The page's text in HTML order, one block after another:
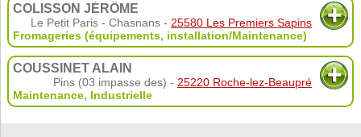
COLISSON JÉRÔME
Le Petit Paris - Chasnans - 25580 Les Premiers Sapins
Fromageries (équipements, installation/Maintenance)
COUSSINET ALAIN
Pins (03 impasse des) - 25220 Roche-lez-Beaupré
Maintenance, Industrielle